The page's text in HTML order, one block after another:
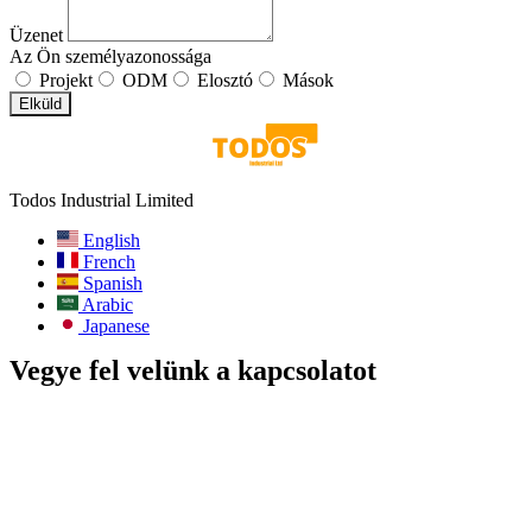
Üzenet
Az Ön személyazonossága
Projekt
ODM Elosztó Mások
Elküld
Todos Industrial Limited
English
French
Spanish
Arabic
Japanese
Vegye fel velünk a kapcsolatot